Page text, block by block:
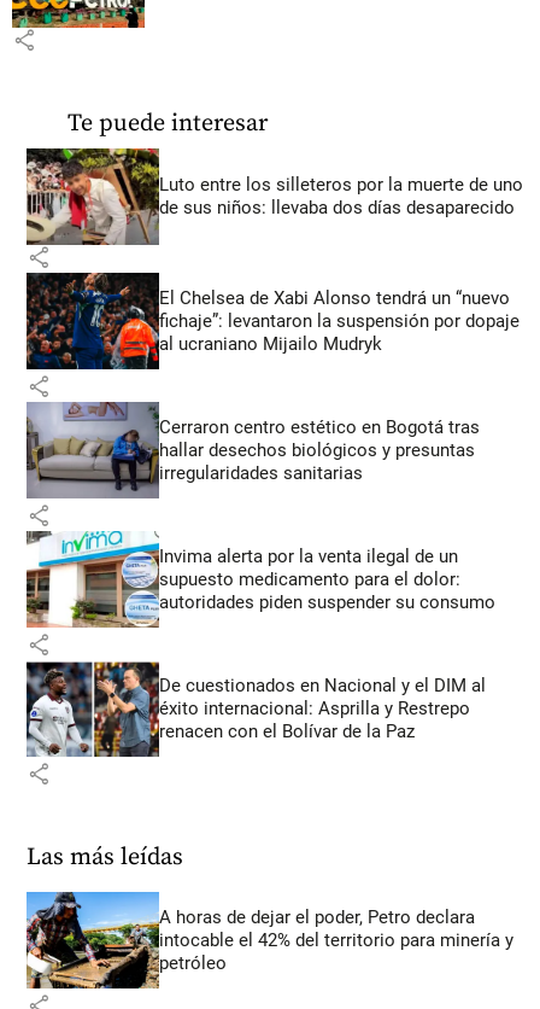
share
Te puede interesar
Luto entre los silleteros por la muerte de uno
de sus niños: llevaba dos días desaparecido
share
El Chelsea de Xabi Alonso tendrá un “nuevo
fichaje”: levantaron la suspensión por dopaje
al ucraniano Mijailo Mudryk
share
Cerraron centro estético en Bogotá tras
hallar desechos biológicos y presuntas
irregularidades sanitarias
share
Invima alerta por la venta ilegal de un
supuesto medicamento para el dolor:
autoridades piden suspender su consumo
share
De cuestionados en Nacional y el DIM al
éxito internacional: Asprilla y Restrepo
renacen con el Bolívar de la Paz
share
Las más leídas
A horas de dejar el poder, Petro declara
intocable el 42% del territorio para minería y
petróleo